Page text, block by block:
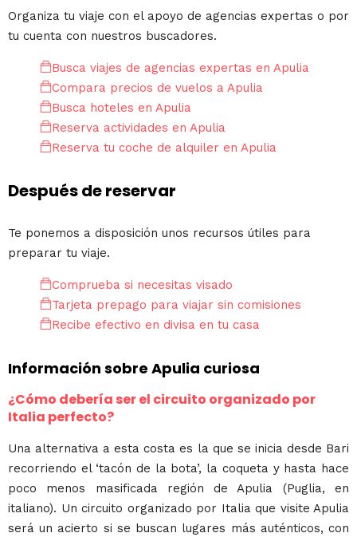
Organiza tu viaje con el apoyo de agencias expertas o por
tu cuenta con nuestros buscadores.
Busca viajes de agencias expertas en Apulia
Compara precios de vuelos a Apulia
Busca hoteles en Apulia
Reserva actividades en Apulia
Reserva tu coche de alquiler en Apulia
Después de reservar
Te ponemos a disposición unos recursos útiles para
preparar tu viaje.
Comprueba si necesitas visado
Tarjeta prepago para viajar sin comisiones
Recibe efectivo en divisa en tu casa
Información sobre Apulia curiosa
¿Cómo debería ser el circuito organizado por
Italia perfecto?
Una alternativa a esta costa es la que se inicia desde Bari
recorriendo el ‘tacón de la bota’, la coqueta y hasta hace
poco menos masificada región de Apulia (Puglia, en
italiano). Un circuito organizado por Italia que visite Apulia
será un acierto si se buscan lugares más auténticos, con